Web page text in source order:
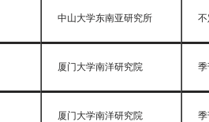
中山大学东南亚研究所
厦门大学南洋研究院
厦门大学南洋研究院